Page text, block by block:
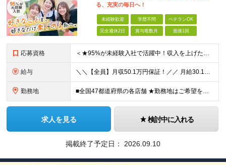
る、充実の毎日へ！
未経験歓迎 学歴不問 ベテランOK
完全週休2日 賞与複数月 面接1回
応募資格 ＜★95%が未経験入社で活躍中！収入を上げたい・新しいスキルを身につけたい方、大歓迎！★＞ ◆学歴不問・第二新卒歓迎 ◆社会人経験1年以上 ★100％人柄、意欲重視の採用です 「新しい環境でスタート
給与 ＼＼【全員】月収50.1万円保証！／／ 月給30.1万円＋インセン＋特別手当20万円(半年間)＋賞与 ※経験者は優遇いたします（研修も免除の場合有） ※固定残業代:7万4000円以上/月45時間分
勤務地 ■全国47都道府県の各店舗 ★勤務地はご希望を考慮の上、決定します ★今後も店舗を全国に拡大していきます ★U・Iターン歓迎（社宅あり） ★マイカー通勤OK（地域により規定あり。詳細はお問合せくださ
求人を見る 検討中に入れる
掲載終了予定日： 2026.09.10